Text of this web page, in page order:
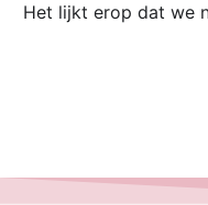
Het lijkt erop dat we